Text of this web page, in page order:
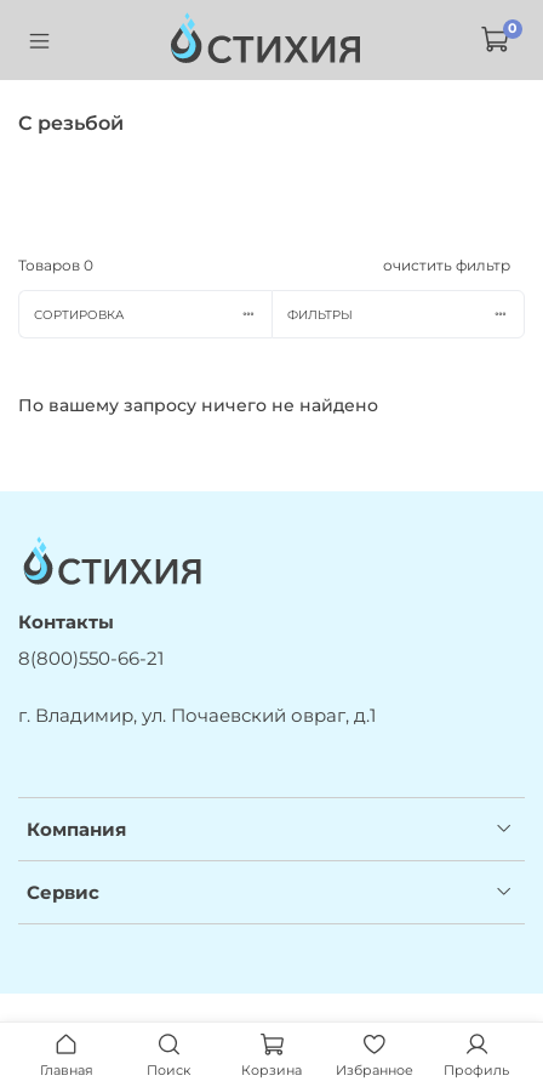
0
С резьбой
Товаров 0 очистить фильтр
СОРТИРОВКА ФИЛЬТРЫ
По вашему запросу ничего не найдено
Компания
Сервис
Контакты
8(800)550-66-21
г. Владимир, ул. Почаевский овраг, д.1
Главная Поиск Корзина Избранное Профиль